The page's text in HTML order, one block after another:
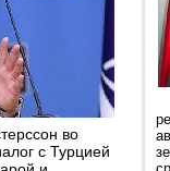
во
с Турцией